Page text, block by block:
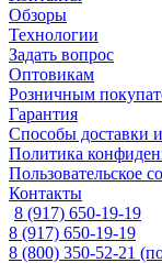
Обзоры
Технологии
Задать вопрос
Оптовикам
Розничным
Гарантия
Способы доставки
Политика
Пользовательское
Контакты
8 (917) 650-19-19
8 (917) 650-19-19
8 (800) 350-52-21